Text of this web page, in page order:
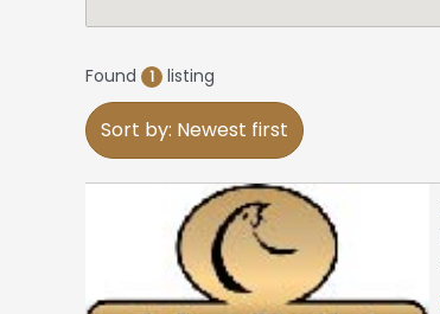
Found 1 listing
Sort by: Newest first